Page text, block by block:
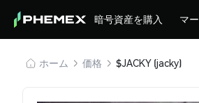
暗号資産を購入 マ
ホーム 価格 $JACKY (jacky)